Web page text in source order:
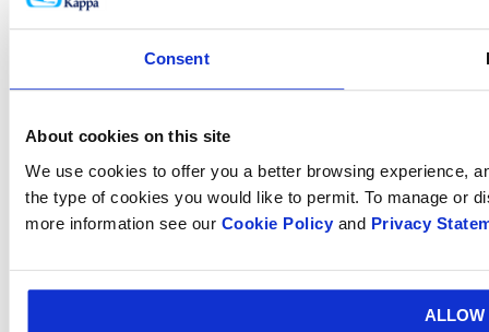
Consent
About cookies on this site
We use cookies to offer you a better browsing experience,
the type of cookies you would like to permit. To manage or
more information see our Cookie Policy and Privacy
ALLOW